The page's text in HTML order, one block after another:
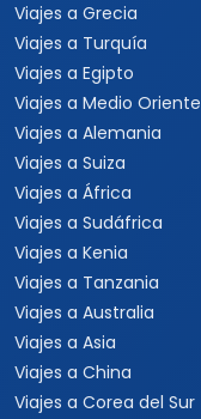
Viajes a Grecia
Viajes a Turquía
Viajes a Egipto
Viajes a Medio Oriente
Viajes a Alemania
Viajes a Suiza
Viajes a África
Viajes a Sudáfrica
Viajes a Kenia
Viajes a Tanzania
Viajes a Australia
Viajes a Asia
Viajes a China
Viajes a Corea del Sur